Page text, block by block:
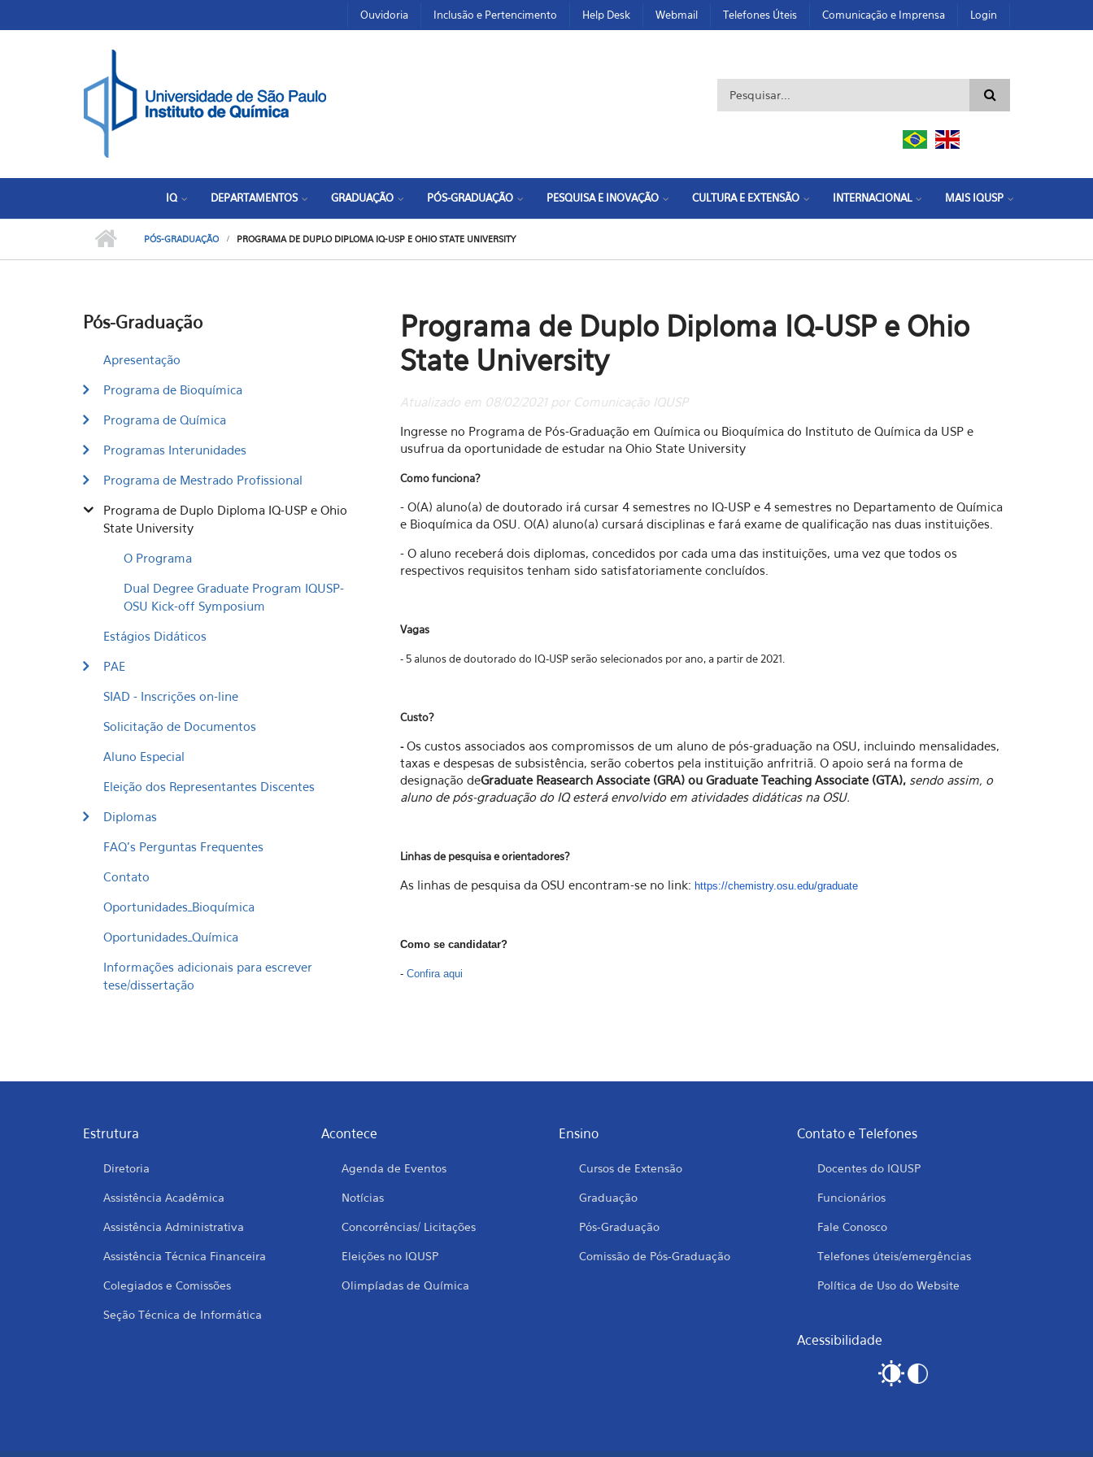
Ouvidoria Inclusão e Pertencimento Help Desk Webmail Telefones Úteis Comunicação e Imprensa Login
Formulário de busca
IQ DEPARTAMENTOS GRADUAÇÃO PÓS-GRADUAÇÃO PESQUISA E INOVAÇÃO CULTURA E EXTENSÃO INTERNACIONAL MAIS IQUSP
PÓS-GRADUAÇÃO PROGRAMA DE DUPLO DIPLOMA IQ-USP E OHIO STATE UNIVERSITY
Pós-Graduação
Apresentação
Programa de Bioquímica
Programa de Química
Programas Interunidades
Programa de Mestrado Profissional
Programa de Duplo Diploma IQ-USP e Ohio
State University
O Programa
Dual Degree Graduate Program IQUSP-
OSU Kick-off Symposium
Estágios Didáticos
PAE
SIAD - Inscrições on-line
Solicitação de Documentos
Aluno Especial
Eleição dos Representantes Discentes
Diplomas
FAQ's Perguntas Frequentes
Contato
Oportunidades_Bioquímica
Oportunidades_Química
Informações adicionais para escrever
tese/dissertação
Programa de Duplo Diploma IQ-USP e Ohio
State University
Atualizado em 08/02/2021 por Comunicação IQUSP
Ingresse no Programa de Pós-Graduação em Química ou Bioquímica do Instituto de Química da USP e
usufrua da oportunidade de estudar na Ohio State University
Como funciona?
- O(A) aluno(a) de doutorado irá cursar 4 semestres no IQ-USP e 4 semestres no Departamento de Química
e Bioquímica da OSU. O(A) aluno(a) cursará disciplinas e fará exame de qualificação nas duas instituições.
- O aluno receberá dois diplomas, concedidos por cada uma das instituições, uma vez que todos os
respectivos requisitos tenham sido satisfatoriamente concluídos.
Vagas
- 5 alunos de doutorado do IQ-USP serão selecionados por ano, a partir de 2021.
Custo?
-Os custos associados aos compromissos de um aluno de pós-graduação na OSU, incluindo mensalidades,
taxas e despesas de subsistência, serão cobertos pela instituição anfritriã. O apoio será na forma de
designação deGraduate Reasearch Associate (GRA) ou Graduate Teaching Associate (GTA), sendo assim, o
aluno de pós-graduação do IQ esterá envolvido em atividades didáticas na OSU.
Linhas de pesquisa e orientadores?
As linhas de pesquisa da OSU encontram-se no link: https://chemistry.osu.edu/graduate
Como se candidatar?
- Confira aqui
Estrutura
Diretoria
Assistência Acadêmica
Assistência Administrativa
Assistência Técnica Financeira
Colegiados e Comissões
Seção Técnica de Informática
Acontece
Agenda de Eventos
Notícias
Concorrências/ Licitações
Eleições no IQUSP
Olimpíadas de Química
Ensino
Cursos de Extensão
Graduação
Pós-Graduação
Comissão de Pós-Graduação
Contato e Telefones
Docentes do IQUSP
Funcionários
Fale Conosco
Telefones úteis/emergências
Política de Uso do Website
Acessibilidade